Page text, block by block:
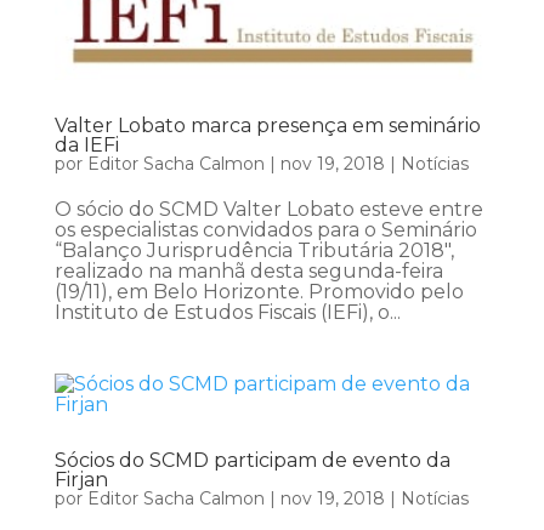
Valter Lobato marca presença em seminário
da IEFi
por Editor Sacha Calmon | nov 19, 2018 | Notícias
O sócio do SCMD Valter Lobato esteve entre
os especialistas convidados para o Seminário
“Balanço Jurisprudência Tributária 2018″,
realizado na manhã desta segunda-feira
(19/11), em Belo Horizonte. Promovido pelo
Instituto de Estudos Fiscais (IEFi), o...
Sócios do SCMD participam de evento da
Firjan
por Editor Sacha Calmon | nov 19, 2018 | Notícias